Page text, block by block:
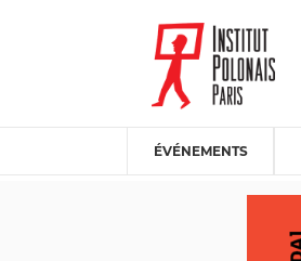
ÉVÉNEMENTS